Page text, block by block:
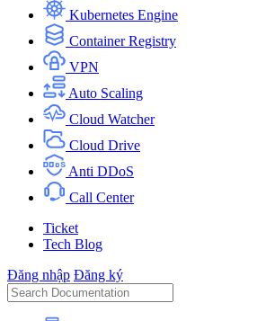
Kubernetes Engine
Container Registry
VPN
Auto Scaling
Cloud Watcher
Cloud Drive
Anti DDoS
Call Center
Ticket
Tech Blog
Đăng nhập Đăng ký